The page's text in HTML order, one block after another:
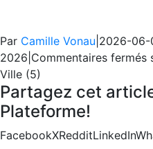
Par Camille Vonau 2026-06-
2026 Commentaires fermés
Ville (5)
Partagez cet
Plateforme!
FacebookXRedditLinkedIn